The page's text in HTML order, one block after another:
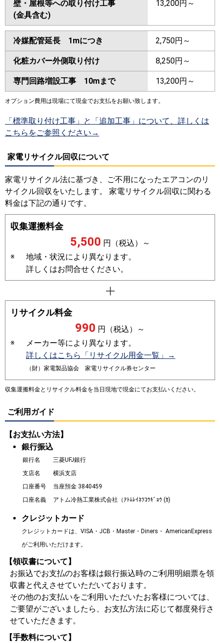
壁・屋根等への取り付け工事
(金具含む)
13,200円～
冷媒配管延長 1mにつき 2,750円～
化粧カバー外側取り付け 8,250円～
専門回路増設工事 10mまで 13,200円～
オプション費用は現場にて現金でお支払をお願い致します。
「標準取り付け工事」と「追加工事」について、詳しくは
こちらをご参照ください→
家電リサイクル回収について
家電リサイクル法に基づき、ご不用になったエアコンのリ
サイクル回収をいたします。 家電リサイクル回収に関わる
料金は下記の通りです。
収集運搬料金
5,500 円（税込）～
※
地域・状況により異なります。
詳しくはお問合せください。
リサイクル料金
990 円（税込）～
※
メーカー等により異なります。
詳しくはこちら「リサイクル用金一覧」→
（財）家電製品協会 家電リサイクル券センター
収集運搬料金とリサイクル料金を当日現地で現金にてお支払いください。
ご利用ガイド
【お支払い方法】
銀行振込
銀行名
三菱UFJ銀行
支店名
横浜支店
口座番号
当座預金 3840459
口座名義
アトム冷熱工業株式会社（ｱﾄﾑﾚｲﾈﾂｺｳｷﾞｮｳ (ｶ)
クレジットカード
クレジットカードは、VISA・JCB・Master・Diners・ AmericanExpress
がご利用いただけます。
【領収書について】
お振込でお支払のお客様は銀行振込時のご利用明細票を領
収書と代えさせていただいております。
その他のお支払いをご利用いただいたお客様については、
ご要望がございましたら、お支払方法に応じて都度発行さ
せていただきます。
【手数料について】